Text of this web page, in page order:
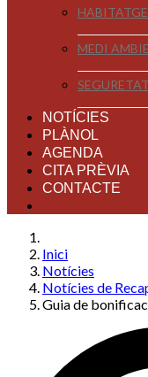
HABITATGE
MEDI
SEGURETAT
NOTÍCIES
PLÀNOL
AGENDA
CITA PRÈVIA
CONTACTE
Inici
Notícies
Notícies de
Guia de